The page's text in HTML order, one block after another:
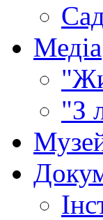
Медіа
"З